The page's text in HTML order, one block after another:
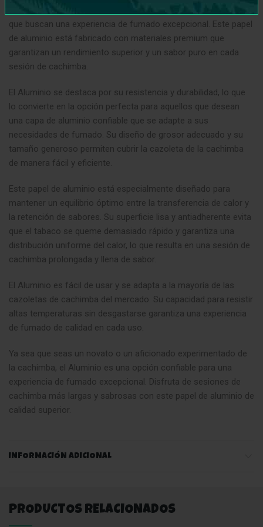
diseñado especialmente para los entusiastas de la cachimba
que buscan una experiencia de fumado excepcional. Este papel
de aluminio está fabricado con materiales premium que
garantizan un rendimiento superior y un sabor puro en cada
sesión de cachimba.
El Aluminio se destaca por su resistencia y durabilidad, lo que
lo convierte en la opción perfecta para aquellos que desean
una capa de aluminio confiable que se adapte a sus
necesidades de fumado. Su diseño de grosor adecuado y su
tamaño generoso permiten cubrir la cazoleta de la cachimba
de manera fácil y eficiente.
Este papel de aluminio está especialmente diseñado para
mantener un equilibrio óptimo entre la transferencia de calor y
la retención de sabores. Su superficie lisa y antiadherente evita
que el tabaco se queme demasiado rápido y garantiza una
distribución uniforme del calor, lo que resulta en una sesión de
cachimba prolongada y llena de sabor.
El Aluminio es fácil de usar y se adapta a la mayoría de las
cazoletas de cachimba del mercado. Su capacidad para resistir
altas temperaturas sin desgastarse garantiza una experiencia
de fumado de calidad en cada uso.
Ya sea que seas un novato o un aficionado experimentado de
la cachimba, el Aluminio es una opción confiable para una
experiencia de fumado excepcional. Disfruta de sesiones de
cachimba más largas y sabrosas con este papel de aluminio de
calidad superior.
INFORMACIÓN ADICIONAL
PRODUCTOS RELACIONADOS